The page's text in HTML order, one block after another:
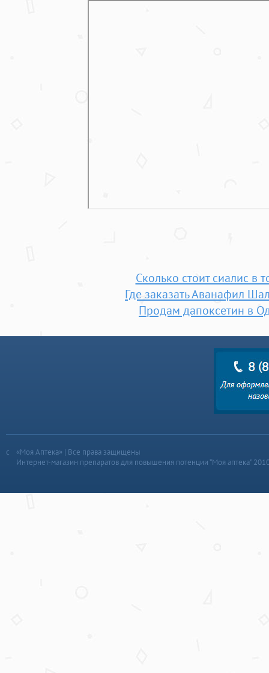
Сколько стоит сиалис в
Где заказать Аванафил
Продам дапоксетин в
«Моя Аптека» | Все права защищены
Интернет-магазин препаратов для повышения потенции “Моя аптека”